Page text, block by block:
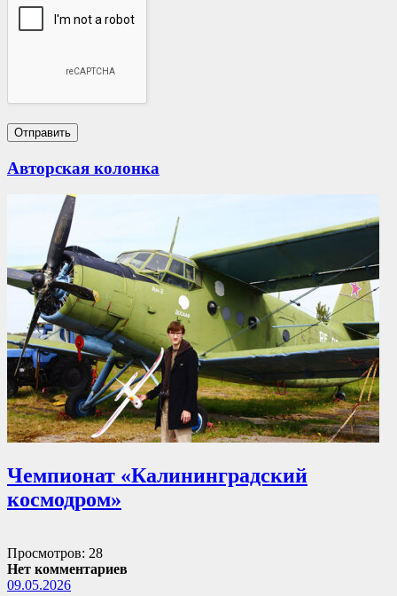
Авторская колонка
Чемпионат «Калининградский
космодром»
Просмотров: 28
Нет комментариев
09.05.2026